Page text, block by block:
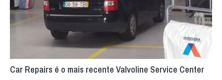
Car Repairs é o mais recente Valvoline Service Center